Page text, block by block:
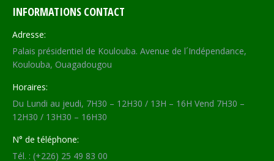
INFORMATIONS CONTACT
Adresse:
Palais présidentiel de Koulouba. Avenue de l´Indépendance,
Koulouba, Ouagadougou
Horaires:
Du Lundi au jeudi, 7H30 – 12H30 / 13H – 16H Vend 7H30 –
12H30 / 13H30 – 16H30
N° de téléphone:
Tél. : (+226) 25 49 83 00